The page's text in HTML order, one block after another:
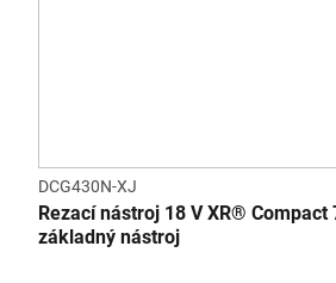
DCG430N-XJ
Rezací nástroj 18 V XR® Compact
základný nástroj